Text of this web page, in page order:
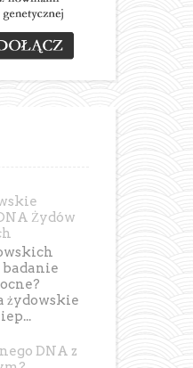
Żydów
badanie
żydowskie
DNA z